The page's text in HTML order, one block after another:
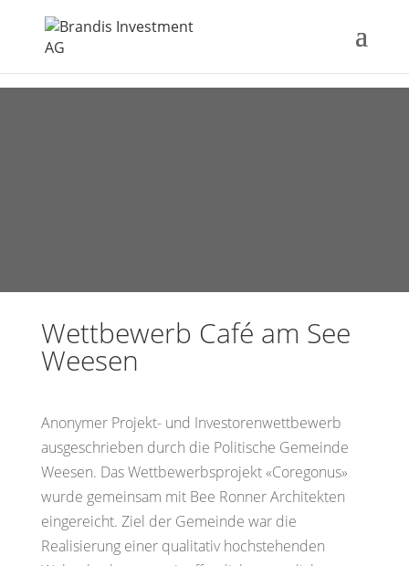
Wettbewerb Café am See
Weesen
Anonymer Projekt- und Investorenwettbewerb
ausgeschrieben durch die Politische Gemeinde
Weesen. Das Wettbewerbsprojekt «Coregonus»
wurde gemeinsam mit Bee Ronner Architekten
eingereicht. Ziel der Gemeinde war die
Realisierung einer qualitativ hochstehenden